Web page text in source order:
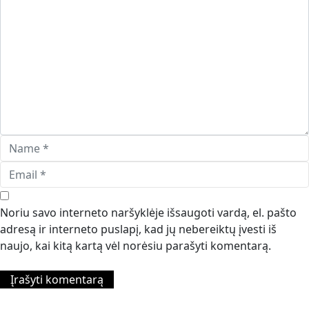
Noriu savo interneto naršyklėje išsaugoti vardą, el. pašto
adresą ir interneto puslapį, kad jų nebereiktų įvesti iš
naujo, kai kitą kartą vėl norėsiu parašyti komentarą.